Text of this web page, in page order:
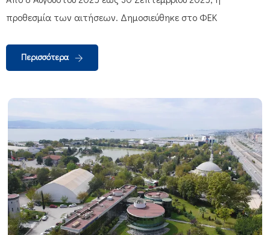
προθεσμία των αιτήσεων. Δημοσιεύθηκε στο ΦΕΚ
Περισσότερα